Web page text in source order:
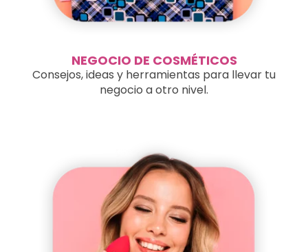
NEGOCIO DE COSMÉTICOS
Consejos, ideas y herramientas para llevar tu
negocio a otro nivel.